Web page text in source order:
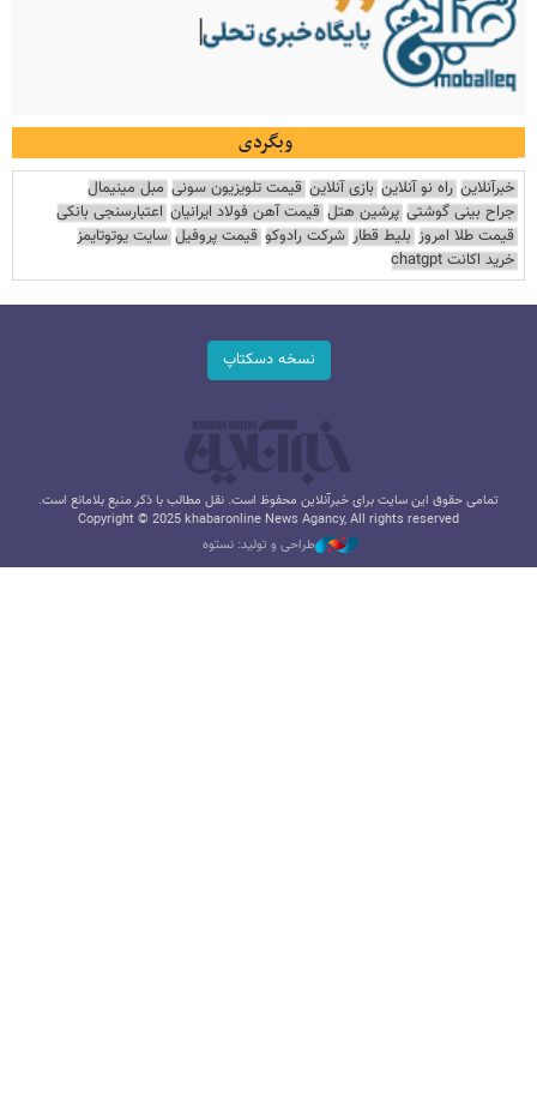
وبگردی
خبرآنلاین راه نو آنلاین بازی آنلاین قیمت تلویزیون سونی مبل مینیمال
جراح بینی گوشتی پرشین هتل قیمت آهن فولاد ایرانیان اعتبارسنجی بانکی
قیمت طلا امروز بلیط قطار شرکت رادوکو قیمت پروفیل سایت یوتوتایمز
خرید اکانت chatgpt
نسخه دسکتاپ
تمامی حقوق این سایت برای خبرآنلاین محفوظ است. نقل مطالب با ذکر منبع بلامانع است.
Copyright © 2025 khabaronline News Agancy, All rights reserved
طراحی و تولید: نستوه